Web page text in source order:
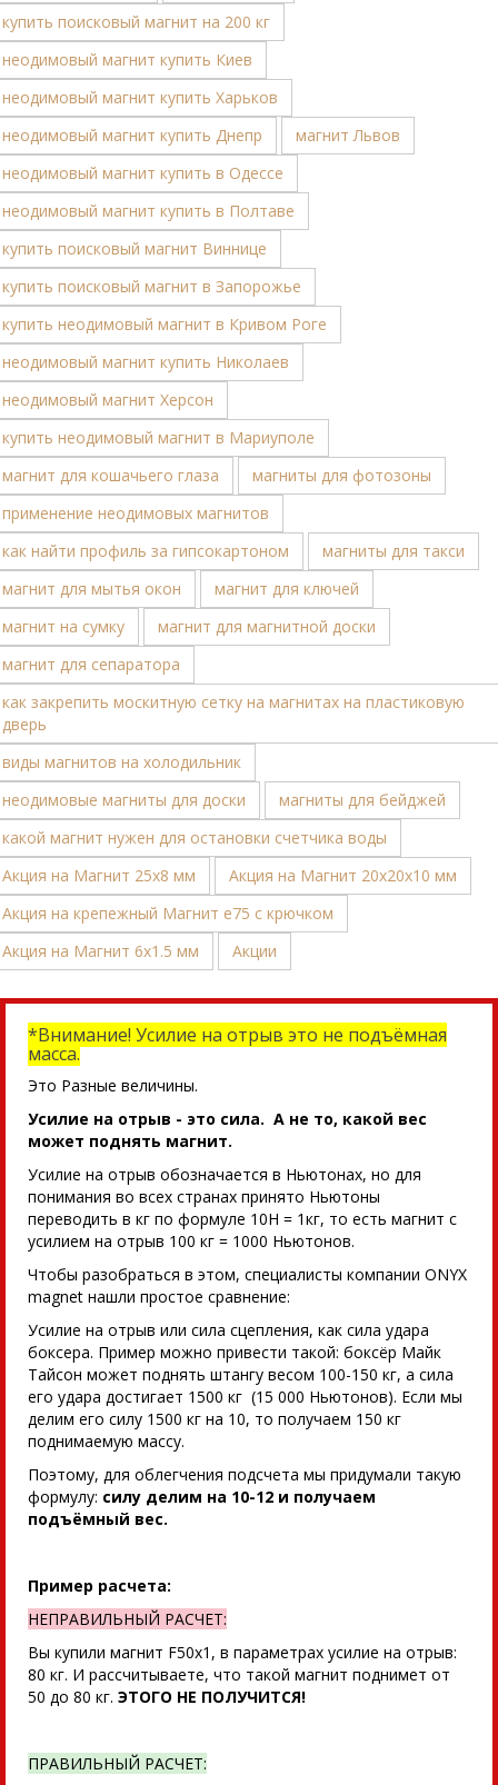
купить поисковый магнит на 200 кг
неодимовый магнит купить Киев
неодимовый магнит купить Харьков
неодимовый магнит купить Днепр
магнит Львов
неодимовый магнит купить в Одессе
неодимовый магнит купить в Полтаве
купить поисковый магнит Виннице
купить поисковый магнит в Запорожье
купить неодимовый магнит в Кривом Роге
неодимовый магнит купить Николаев
неодимовый магнит Херсон
купить неодимовый магнит в Мариуполе
магнит для кошачьего глаза
магниты для фотозоны
применение неодимовых магнитов
как найти профиль за гипсокартоном
магниты для такси
магнит для мытья окон
магнит для ключей
магнит на сумку
магнит для магнитной доски
магнит для сепаратора
как закрепить москитную сетку на магнитах на пластиковую
дверь
виды магнитов на холодильник
неодимовые магниты для доски
магниты для бейджей
какой магнит нужен для остановки счетчика воды
Акция на Магнит 25х8 мм
Акция на Магнит 20х20х10 мм
Акция на крепежный Магнит е75 с крючком
Акция на Магнит 6х1.5 мм
Акции
*Внимание! Усилие на отрыв это не подъёмная
масса.
Это Разные величины.
Усилие на отрыв - это сила. А не то, какой вес
может поднять магнит.
Усилие на отрыв обозначается в Ньютонах, но для
понимания во всех странах принято Ньютоны
переводить в кг по формуле 10Н = 1кг, то есть магнит с
усилием на отрыв 100 кг = 1000 Ньютонов.
Чтобы разобраться в этом, специалисты компании ONYX
magnet нашли простое сравнение:
Усилие на отрыв или сила сцепления, как сила удара
боксера. Пример можно привести такой: боксёр Майк
Тайсон может поднять штангу весом 100-150 кг, а сила
его удара достигает 1500 кг (15 000 Ньютонов). Если мы
делим его силу 1500 кг на 10, то получаем 150 кг
поднимаемую массу.
Поэтому, для облегчения подсчета мы придумали такую
формулу: силу делим на 10-12 и получаем
подъёмный вес.
Пример расчета:
НЕПРАВИЛЬНЫЙ РАСЧЕТ:
Вы купили магнит F50x1, в параметрах усилие на отрыв:
80 кг. И рассчитываете, что такой магнит поднимет от
50 до 80 кг. ЭТОГО НЕ ПОЛУЧИТСЯ!
ПРАВИЛЬНЫЙ РАСЧЕТ: